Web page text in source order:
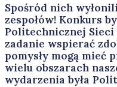
Spośród nich
zespołów! Konkurs
Politechnicznej Sieci
zadanie wspierać
pomysły mogą mieć
wielu obszarach
wydarzenia była